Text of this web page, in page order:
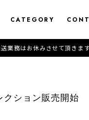
CATEGORY
させて頂きます
クション販売開始